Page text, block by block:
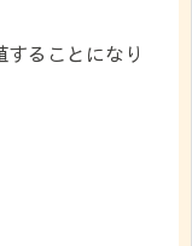
ることになり